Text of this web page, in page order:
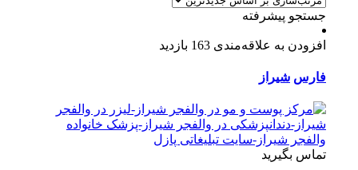
جستجو پیشرفته
افزودن به علاقه‌مندی 163 بازدید
فارس شیراز
تماس بگیرید